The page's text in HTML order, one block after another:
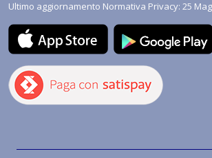
Ultimo aggiornamento Normativa Privacy: 25